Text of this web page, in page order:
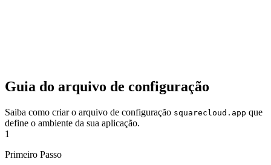
Guia do arquivo de configuração
Saiba como criar o arquivo de configuração squarecloud.app que
define o ambiente da sua aplicação.
1
Primeiro Passo